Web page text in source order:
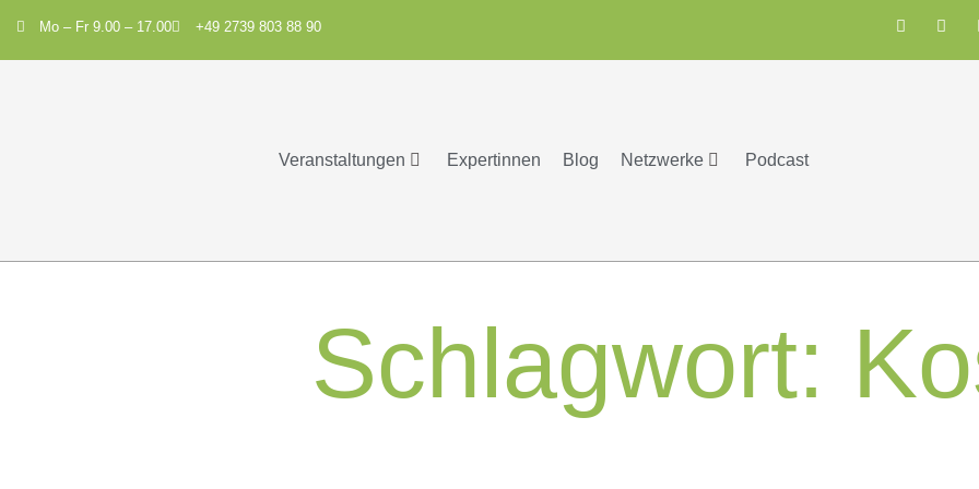
Mo – Fr 9.00 – 17.00 +49 2739 803 88 90
Veranstaltungen Expertinnen Blog Netzwerke Podcast
Schlagwort: